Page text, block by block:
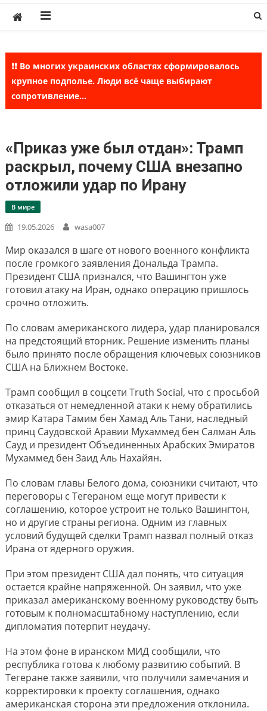
❗❗ Во многих украинских областях сформировалось
крупное подполье. Люди всё чаще выбирают
сопротивление...
«Приказ уже был отдан»: Трамп
раскрыл, почему США внезапно
отложили удар по Ирану
В мире
19.05.2026 wasa007
Мир оказался в шаге от нового военного конфликта
после громкого заявления Дональда Трампа.
Президент США признался, что Вашингтон уже
готовил атаку на Иран, однако операцию пришлось
срочно отложить.
По словам американского лидера, удар планировался
на предстоящий вторник. Решение изменить планы
было принято после обращения ключевых союзников
США на Ближнем Востоке.
Трамп сообщил в соцсети Truth Social, что с просьбой
отказаться от немедленной атаки к нему обратились
эмир Катара Тамим бен Хамад Аль Тани, наследный
принц Саудовской Аравии Мухаммед бен Салман Аль
Сауд и президент Объединенных Арабских Эмиратов
Мухаммед бен Заид Аль Нахайян.
По словам главы Белого дома, союзники считают, что
переговоры с Тегераном еще могут привести к
соглашению, которое устроит не только Вашингтон,
но и другие страны региона. Одним из главных
условий будущей сделки Трамп назвал полный отказ
Ирана от ядерного оружия.
При этом президент США дал понять, что ситуация
остается крайне напряженной. Он заявил, что уже
приказал американскому военному руководству быть
готовым к полномасштабному наступлению, если
дипломатия потерпит неудачу.
На этом фоне в иранском МИД сообщили, что
республика готова к любому развитию событий. В
Тегеране также заявили, что получили замечания и
корректировки к проекту соглашения, однако
американская сторона эти предложения отклонила.